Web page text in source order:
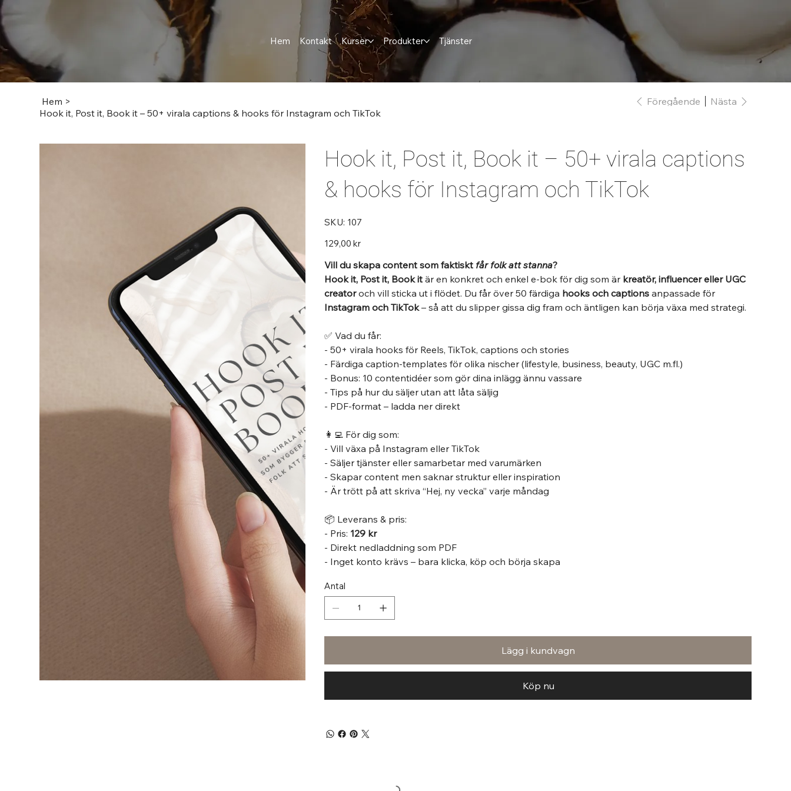
Hem Kontakt Kurser Produkter Tjänster
Hem >
Hook it, Post it, Book it – 50+ virala captions & hooks för Instagram och TikTok
Föregående Nästa
Hook it, Post it, Book it – 50+ virala captions
& hooks för Instagram och TikTok
SKU: SKU
107
107
Pris
129,00 kr
Vill du skapa content som faktiskt får folk att stanna?
Hook it, Post it, Book itär en konkret och enkel e-bok för dig som är kreatör, influencer eller UGC
creatoroch vill sticka ut i flödet. Du får över 50 färdiga hooks och captionsanpassade för
Instagram och TikTok– så att du slipper gissa dig fram och äntligen kan börja växa med strategi.
✅ Vad du får:
- 50+ virala hooks för Reels, TikTok, captions och stories
- Färdiga caption-templates för olika nischer (lifestyle, business, beauty, UGC m.fl.)
- Bonus: 10 contentidéer som gör dina inlägg ännu vassare
- Tips på hur du säljer utan att låta säljig
- PDF-format – ladda ner direkt
👩‍💻 För dig som:
- Vill växa på Instagram eller TikTok
- Säljer tjänster eller samarbetar med varumärken
- Skapar content men saknar struktur eller inspiration
- Är trött på att skriva “Hej, ny vecka” varje måndag
📦 Leverans & pris:
- Pris: 129 kr
- Direkt nedladdning som PDF
- Inget konto krävs – bara klicka, köp och börja skapa
Antal
Lägg i kundvagn
Köp nu